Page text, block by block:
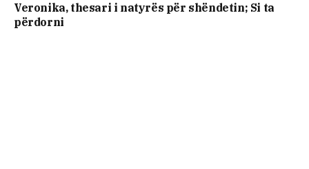
Veronika, thesari i natyrës për shëndetin; Si ta
përdorni